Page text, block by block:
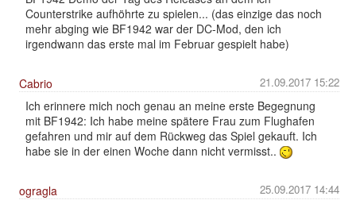
Counterstrike aufhöhrte zu spielen... (das einzige das noch
mehr abging wie BF1942 war der DC-Mod, den ich
irgendwann das erste mal im Februar gespielt habe)
21.09.2017 15:22
Cabrio
Ich erinnere mich noch genau an meine erste Begegnung
mit BF1942: Ich habe meine spätere Frau zum Flughafen
gefahren und mir auf dem Rückweg das Spiel gekauft. Ich
habe sie in der einen Woche dann nicht vermisst..
25.09.2017 14:44
ogragla